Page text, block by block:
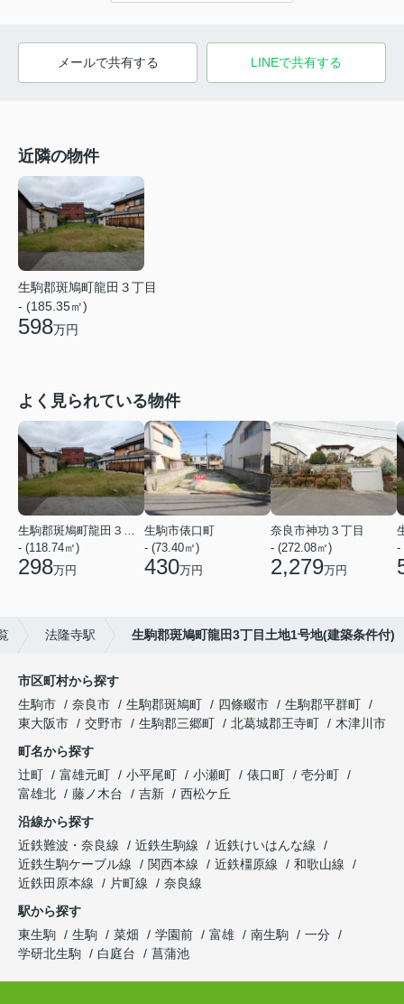
メールで共有する LINEで共有する
近隣の物件
生駒郡斑鳩町龍田３丁目
- (185.35㎡)
598万円
よく見られている物件
生駒郡斑鳩町龍田３丁目
- (118.74㎡)
298万円
生駒市俵口町
- (73.40㎡)
430万円
奈良市神功３丁目
- (272.08㎡)
2,279万円
-
法隆寺駅 生駒郡斑鳩町龍田3丁目土地1号地(建築条件付)
市区町村から探す
生駒市
奈良市 生駒郡斑鳩町 四條畷市
生駒郡平群町
東大阪市
交野市 生駒郡三郷町 北葛城郡王寺町
木津川市
町名から探す
辻町
富雄元町 小平尾町 小瀬町 俵口町
壱分町
富雄北
藤ノ木台 吉新
西松ケ丘
沿線から探す
近鉄難波・奈良線
近鉄生駒線
近鉄けいはんな線
近鉄生駒ケーブル線
関西本線 近鉄橿原線
和歌山線
近鉄田原本線
片町線
奈良線
駅から探す
東生駒
生駒 菜畑 学園前 富雄 南生駒
一分
学研北生駒
白庭台 菖蒲池